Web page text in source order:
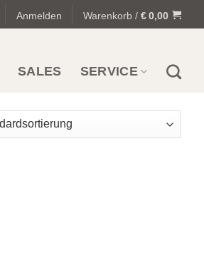
Anmelden Warenkorb / € 0,00
SALES SERVICE